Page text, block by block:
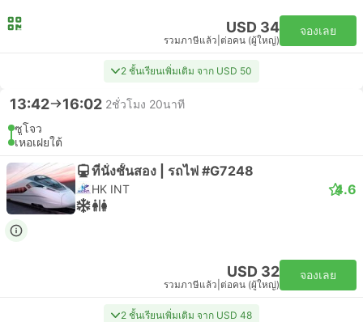
USD 34
รวมภาษีแล้ว ต่อคน (ผู้ใหญ่)
จองเลย
2 ชั้นเรียนเพิ่มเติม จาก USD 50
13:42 16:02 2ชั่วโมง 20นาที
ซูโจว
เหอเฝยใต้
ที่นั่งชั้นสอง | รถไฟ #G7248
HK INT 4.6
USD 32
รวมภาษีแล้ว ต่อคน (ผู้ใหญ่)
จองเลย
2 ชั้นเรียนเพิ่มเติม จาก USD 48